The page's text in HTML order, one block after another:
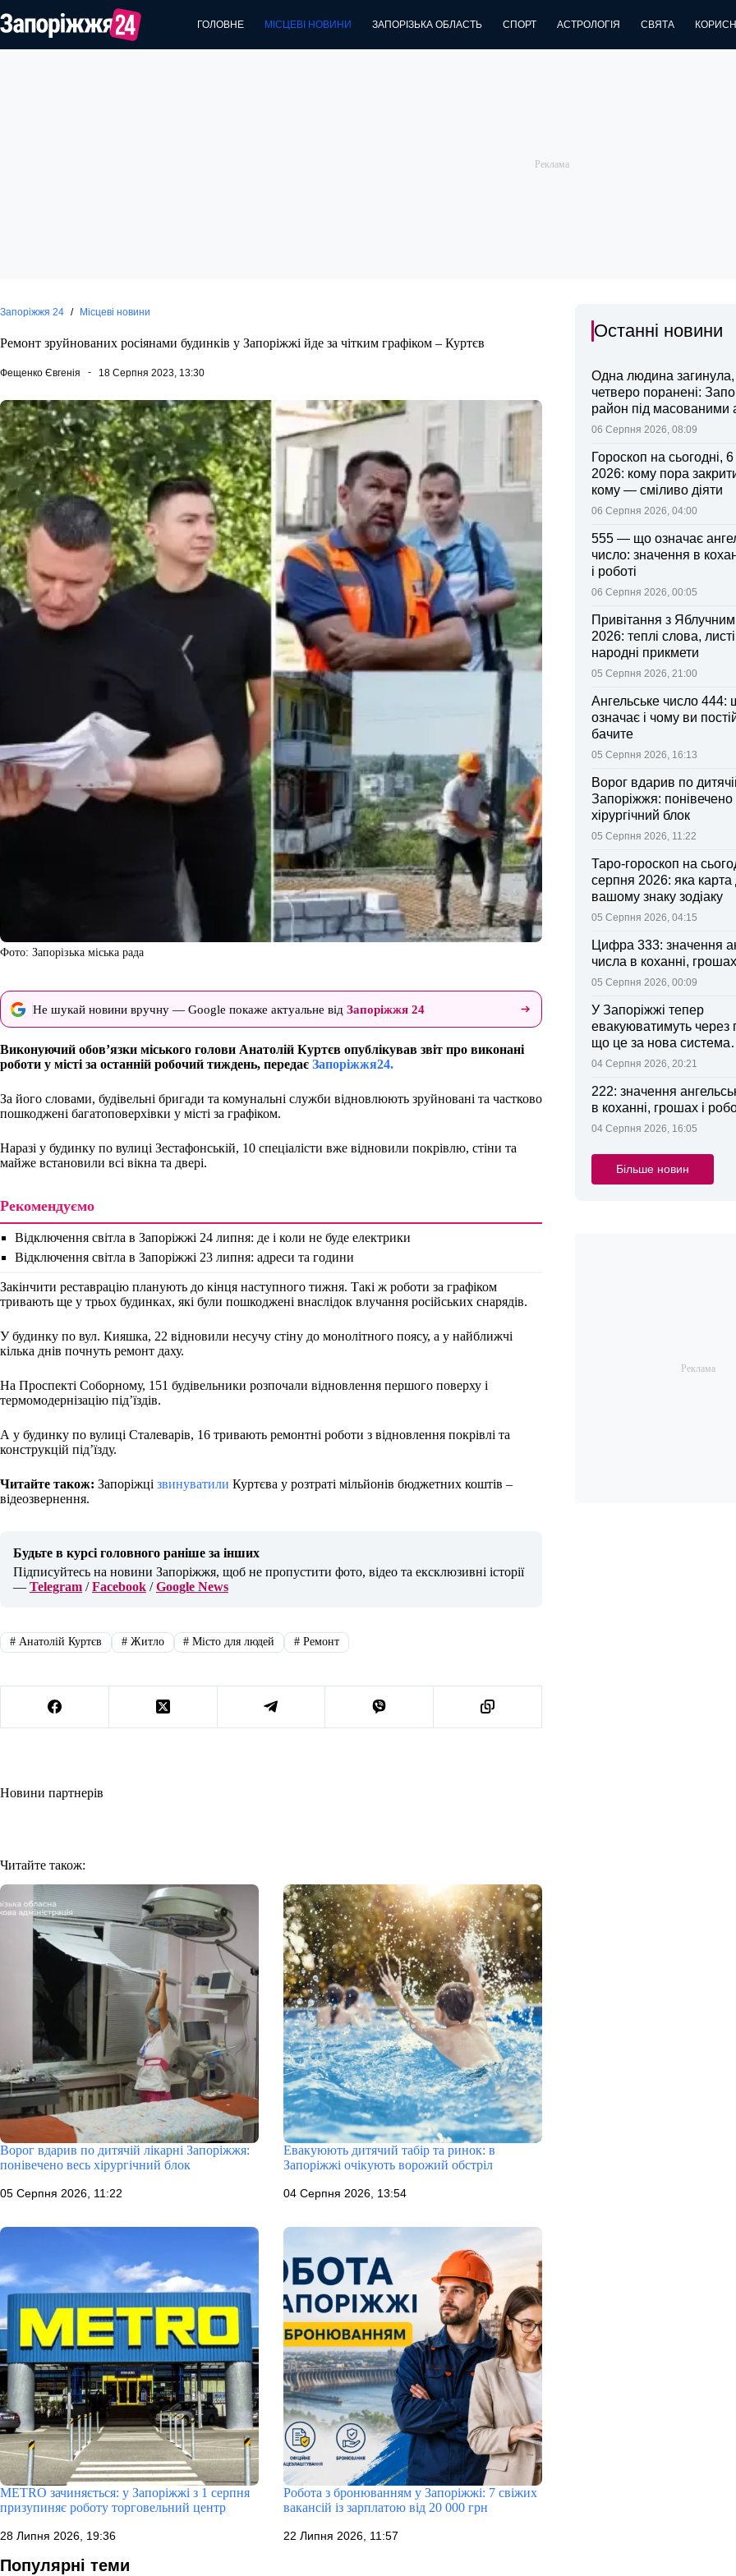
до
вмісту
ГОЛОВНЕ МІСЦЕВІ НОВИНИ ЗАПОРІЗЬКА ОБЛАСТЬ СПОРТ АСТРОЛОГІЯ СВЯТА
Запоріжжя 24 / Місцеві новини
Ремонт зруйнованих росіянами будинків у Запоріжжі йде за чітким графіком – Куртєв
Фещенко Євгенія 18 Серпня 2023, 13:30
Фото: Запорізька міська рада
Не шукай новини вручну — Google покаже актуальне від Запоріжжя 24
Виконуючий обов’язки міського голови Анатолій Куртєв опублікував звіт про виконані
роботи у місті за останній робочий тиждень, передає Запоріжжя24.
За його словами, будівельні бригади та комунальні служби відновлюють зруйновані та частково
пошкоджені багатоповерхівки у місті за графіком.
Наразі у будинку по вулиці Зестафонській, 10 спеціалісти вже відновили покрівлю, стіни та
майже встановили всі вікна та двері.
Рекомендуємо
Відключення світла в Запоріжжі 24 липня: де і коли не буде електрики
Відключення світла в Запоріжжі 23 липня: адреси та години
Закінчити реставрацію планують до кінця наступного тижня. Такі ж роботи за графіком
тривають ще у трьох будинках, які були пошкоджені внаслідок влучання російських снарядів.
У будинку по вул. Кияшка, 22 відновили несучу стіну до монолітного поясу, а у найближчі
кілька днів почнуть ремонт даху.
На Проспекті Соборному, 151 будівельники розпочали відновлення першого поверху і
термомодернізацію під’їздів.
А у будинку по вулиці Сталеварів, 16 тривають ремонтні роботи з відновлення покрівлі та
конструкцій під’їзду.
Читайте також: Запоріжці звинуватили Куртєва у розтраті мільйонів бюджетних коштів –
відеозвернення.
Будьте в курсі головного раніше за інших
Підписуйтесь на новини Запоріжжя, щоб не пропустити фото, відео та ексклюзивні історії
— Telegram /Facebook /Google News
#Анатолій Куртєв #Житло # Місто для людей # Ремонт
Новини партнерів
Читайте також:
Ворог вдарив по дитячій лікарні Запоріжжя:
понівечено весь хірургічний блок
05 Серпня 2026, 11:22
Евакуюють дитячий табір та ринок: в
Запоріжжі очікують ворожий обстріл
04 Серпня 2026, 13:54
METRO зачиняється: у Запоріжжі з 1 серпня
призупиняє роботу торговельний центр
28 Липня 2026, 19:36
Робота з бронюванням у Запоріжжі: 7 свіжих
вакансій із зарплатою від 20 000 грн
22 Липня 2026, 11:57
Останні новини
Одна людина
четверо поранені:
район під масованими
06 Серпня 2026, 08:09
Гороскоп на сьогодні,
2026: кому пора
кому — сміливо діяти
06 Серпня 2026, 04:00
555 — що означає
число: значення в
і роботі
06 Серпня 2026, 00:05
Привітання з
2026: теплі слова,
народні прикмети
05 Серпня 2026, 21:00
Ангельське число 444:
означає і чому ви
бачите
05 Серпня 2026, 16:13
Ворог вдарив по
Запоріжжя: понівечено
хірургічний блок
05 Серпня 2026, 11:22
Таро-гороскоп на
серпня 2026: яка
вашому знаку зодіаку
05 Серпня 2026, 04:15
Цифра 333: значення
числа в коханні, грошах
05 Серпня 2026, 00:09
У Запоріжжі тепер
евакуюватимуть через
що це за нова система
оповіщення
04 Серпня 2026, 20:21
222: значення
в коханні, грошах і
04 Серпня 2026, 16:05
Більше новин
Популярні теми